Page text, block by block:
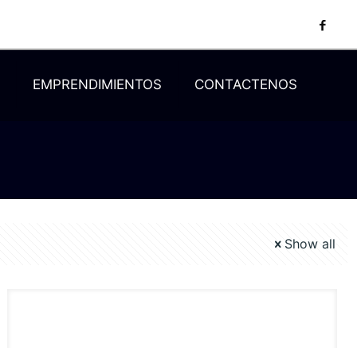
EMPRENDIMIENTOS CONTACTENOS
Show all